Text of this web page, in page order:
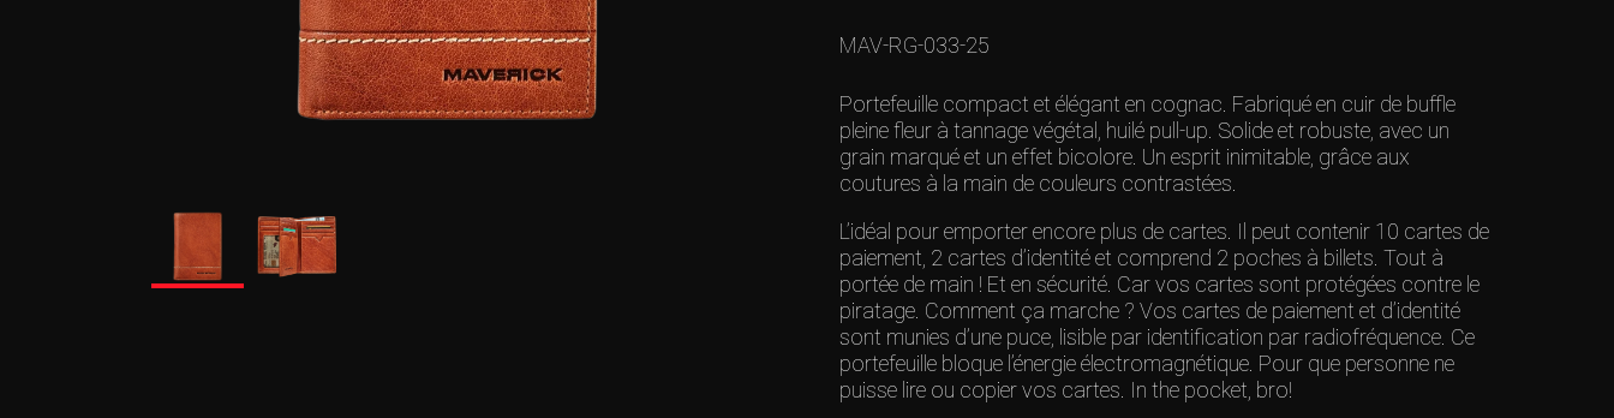
MAV-RG-033-25
Portefeuille compact et élégant en cognac. Fabriqué en cuir de buffle
pleine fleur à tannage végétal, huilé pull-up. Solide et robuste, avec un
grain marqué et un effet bicolore. Un esprit inimitable, grâce aux
coutures à la main de couleurs contrastées.
L’idéal pour emporter encore plus de cartes. Il peut contenir 10 cartes de
paiement, 2 cartes d’identité et comprend 2 poches à billets. Tout à
portée de main ! Et en sécurité. Car vos cartes sont protégées contre le
piratage. Comment ça marche ? Vos cartes de paiement et d’identité
sont munies d’une puce, lisible par identification par radiofréquence. Ce
portefeuille bloque l’énergie électromagnétique. Pour que personne ne
puisse lire ou copier vos cartes. In the pocket, bro!